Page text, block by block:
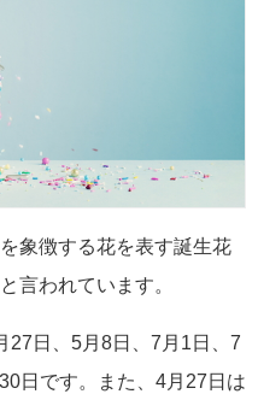
象徴する花を表す誕生花
言われています。
27日、5月8日、7月1日、7
日です。また、4月27日は